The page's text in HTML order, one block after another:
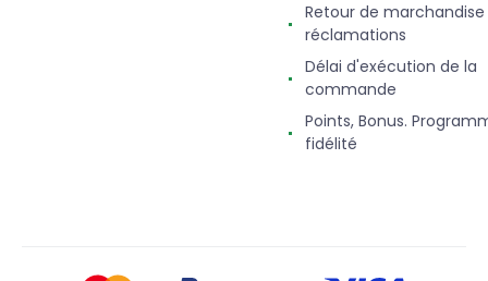
Retour de
réclamations
Délai d'exécution de la
commande
Points, Bonus.
fidélité